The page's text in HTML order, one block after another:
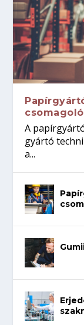
A
gyártó
a...